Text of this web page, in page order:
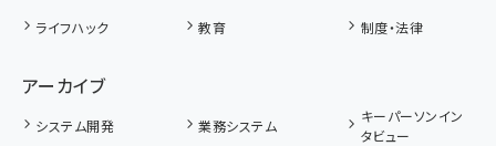
ライフハック
教育 制度・法律
アーカイブ
システム開発 業務システム
キーパーソンイン
タビュー